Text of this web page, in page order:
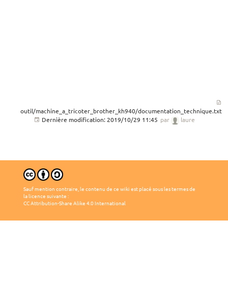
outil/machine_a_tricoter_brother_kh940/documentation_technique.txt
Dernière modification: 2019/10/29 11:45 par laure
Sauf mention contraire, le contenu de ce wiki est placé sous les termes de
la licence suivante :
CC Attribution-Share Alike 4.0 International